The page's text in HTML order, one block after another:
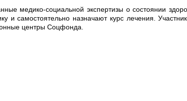
медико-социальной экспертизы о состоянии
и самостоятельно назначают курс лечения.
центры Соцфонда.